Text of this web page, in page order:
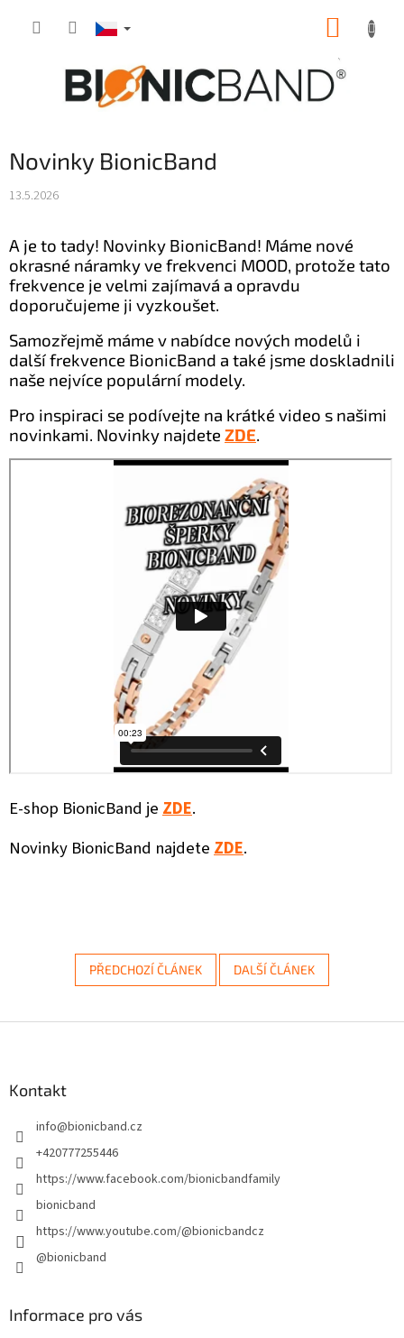
Novinky BionicBand
13.5.2026
A je to tady! Novinky BionicBand! Máme nové
okrasné náramky ve frekvenci MOOD, protože tato
frekvence je velmi zajímavá a opravdu
doporučujeme ji vyzkoušet.
Samozřejmě máme v nabídce nových modelů i
další frekvence BionicBand a také jsme doskladnili
naše nejvíce populární modely.
Pro inspiraci se podívejte na krátké video s našimi
novinkami. Novinky najdete ZDE.
E-shop BionicBand je ZDE.
Novinky BionicBand najdete ZDE.
PŘEDCHOZÍ ČLÁNEK DALŠÍ ČLÁNEK
Kontakt
info@bionicband.cz
+420777255446
https://www.facebook.com/bionicbandfamily
bionicband
https://www.youtube.com/@bionicbandcz
@bionicband
Informace pro vás